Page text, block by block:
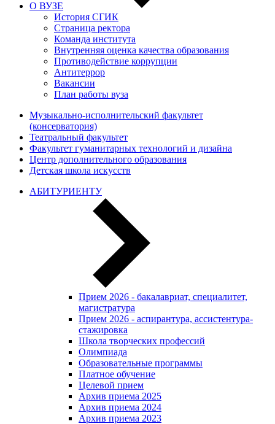
О ВУЗЕ
История СГИК
Страница ректора
Команда института
Внутренняя оценка качества образования
Противодействие коррупции
Антитеррор
Вакансии
План работы вуза
Музыкально-исполнительский факультет
(консерватория)
Театральный факультет
Факультет гуманитарных технологий и дизайна
Центр дополнительного образования
Детская школа искусств
АБИТУРИЕНТУ
Прием 2026 - бакалавриат, специалитет,
магистратура
Прием 2026 - аспирантура, ассистентура-
стажировка
Школа творческих профессий
Олимпиада
Образовательные программы
Платное обучение
Целевой прием
Архив приема 2025
Архив приема 2024
Архив приема 2023